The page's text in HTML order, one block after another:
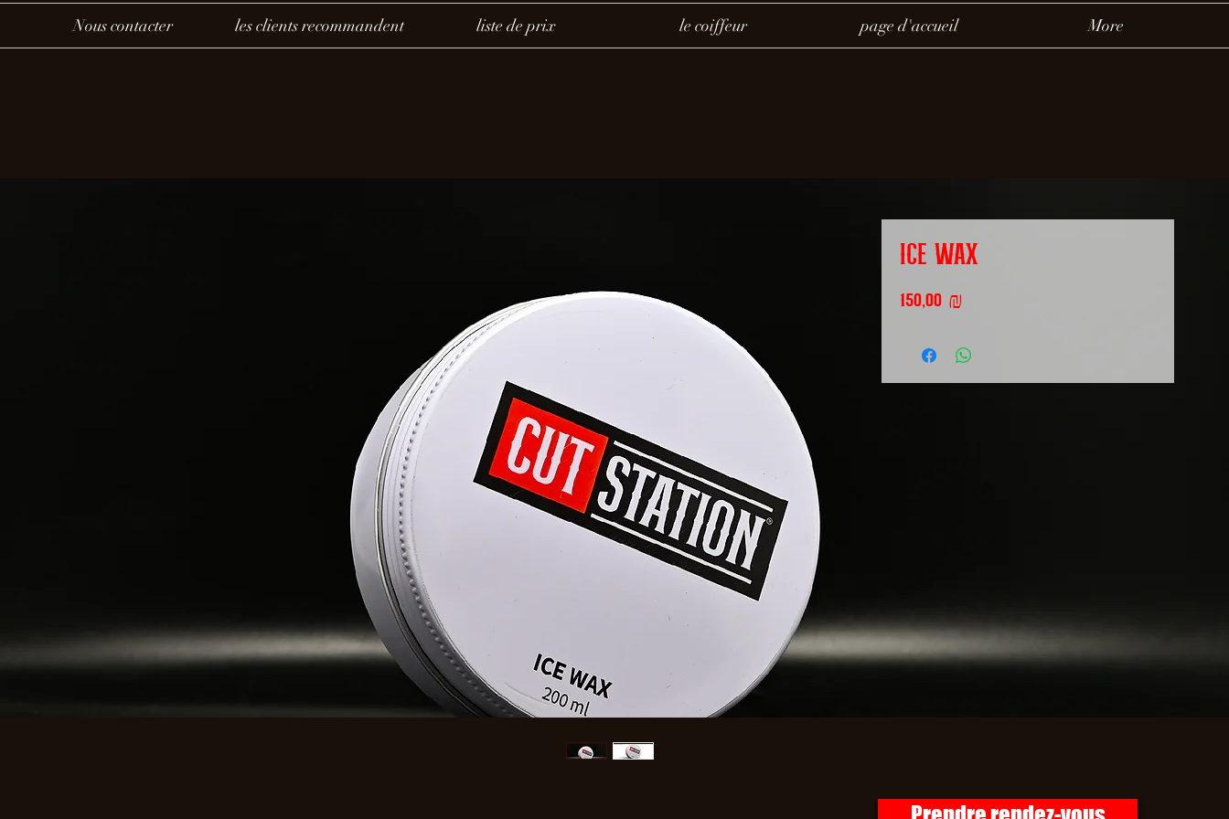
Nous contacter les clients recommandent liste de prix le coiffeur page d'accueil More
ICE WAX
150,00 ₪